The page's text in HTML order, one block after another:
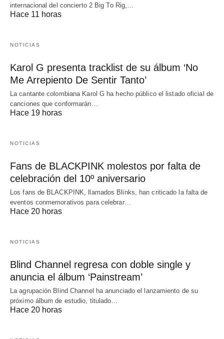
internacional del concierto 2 Big To Rig,…
Hace 11 horas
NOTICIAS
Karol G presenta tracklist de su álbum ‘No
Me Arrepiento De Sentir Tanto’
La cantante colombiana Karol G ha hecho público el listado oficial de
canciones que conformarán…
Hace 19 horas
NOTICIAS
Fans de BLACKPINK molestos por falta de
celebración del 10º aniversario
Los fans de BLACKPINK, llamados Blinks, han criticado la falta de
eventos conmemorativos para celebrar…
Hace 20 horas
NOTICIAS
Blind Channel regresa con doble single y
anuncia el álbum ‘Painstream’
La agrupación Blind Channel ha anunciado el lanzamiento de su
próximo álbum de estudio, titulado…
Hace 20 horas